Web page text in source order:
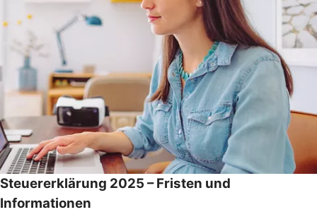
Steuererklärung 2025 – Fristen und
Informationen